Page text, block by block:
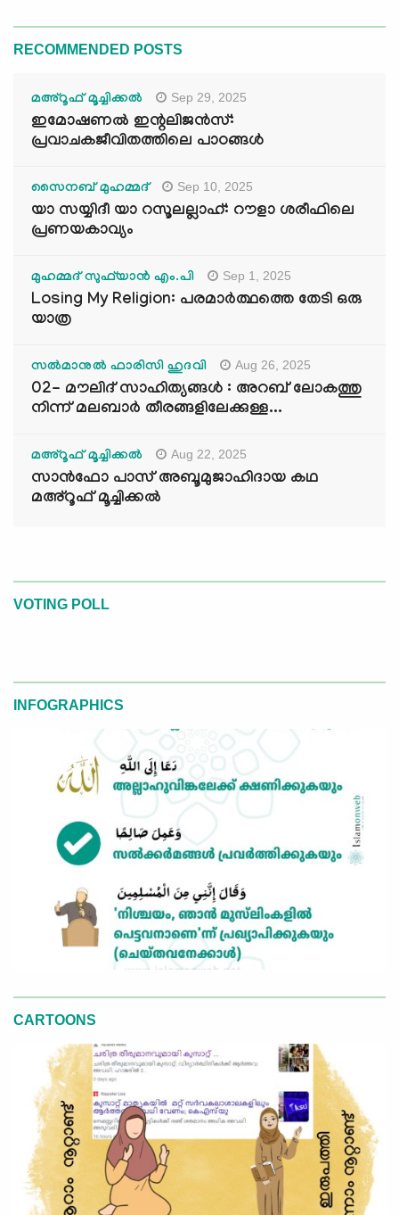
RECOMMENDED POSTS
മഅ്റൂഫ് മൂച്ചിക്കല്‍ Sep 29, 2025
ഇമോഷണൽ ഇന്റലിജൻസ്:
പ്രവാചകജീവിതത്തിലെ പാഠങ്ങൾ
സൈനബ് മുഹമ്മദ് Sep 10, 2025
യാ സയ്യിദീ യാ റസൂലല്ലാഹ്: റൗളാ ശരീഫിലെ
പ്രണയകാവ്യം
മുഹമ്മദ് സുഫ്‌യാൻ എം.പി Sep 1, 2025
Losing My Religion: പരമാർത്ഥത്തെ തേടി ഒരു
യാത്ര
സൽമാനുൽ ഫാരിസി ഹുദവി Aug 26, 2025
02- മൗലിദ് സാഹിത്യങ്ങൾ : അറബ് ലോകത്തു
നിന്ന് മലബാർ തീരങ്ങളിലേക്കുള്ള...
മഅ്റൂഫ് മൂച്ചിക്കല്‍ Aug 22, 2025
സാൻഫോ പാസ് അബൂമുജാഹിദായ കഥ
മഅ്റൂഫ് മൂച്ചിക്കല്‍
VOTING POLL
INFOGRAPHICS
CARTOONS